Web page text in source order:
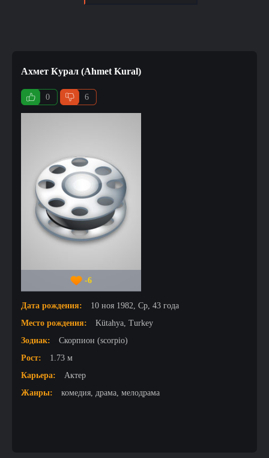
Ахмет Курал (Ahmet Kural)
0 6
-6
Дата рождения:
10 ноя 1982, Ср, 43 года
Место рождения:
Kütahya, Turkey
Зодиак:
Скорпион (scorpio)
Рост:
1.73 м
Карьера:
Актер
Жанры:
комедия, драма, мелодрама